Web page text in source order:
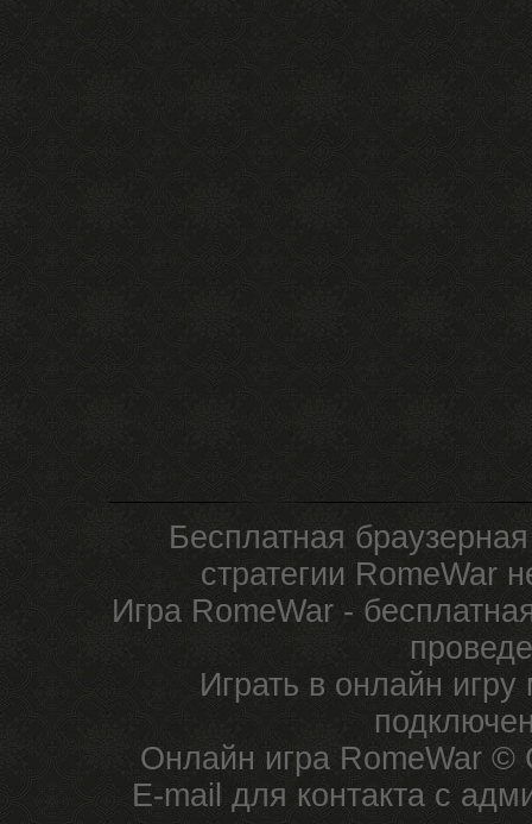
Бесплатная
стратегии RomeWar
Игра RomeWar -
Играть в онлайн
Онлайн игра RomeWar ©
E-mail для контакта с